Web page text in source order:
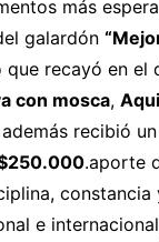
más
galardón
que recayó en el
con mosca,
recibió
.aporte
e